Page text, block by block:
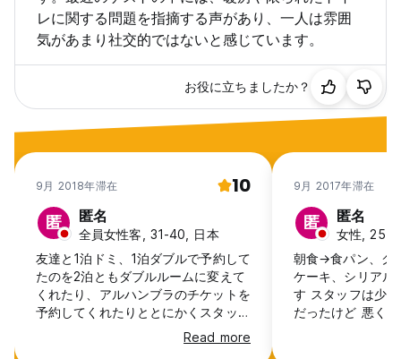
レに関する問題を指摘する声があり、一人は雰囲
気があまり社交的ではないと感じています。
お役に立ちましたか？
9月 2018年滞在 10
匿 匿名
全員女性客, 31-40, 日本
友達と1泊ドミ、1泊ダブルで予約して
たのを2泊ともダブルルームに変えて
くれたり、アルハンブラのチケットを
予約してくれたりととにかくスタッフ
が親切でフレンドリーだった！カフェ
やレストランにも近く、オススメのお
Read more
9月 2017年滞在
匿 匿名
女性, 25-
朝食→食パン、ク
ケーキ、シリアル
す スタッフは少
だったけど 悪く